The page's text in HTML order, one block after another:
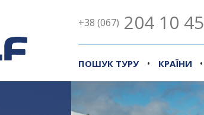
+38 (067) 204 10 45
ПОШУК ТУРУ • КРАЇНИ •